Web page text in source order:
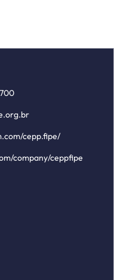
cepp.fipe/
company/ceppfipe